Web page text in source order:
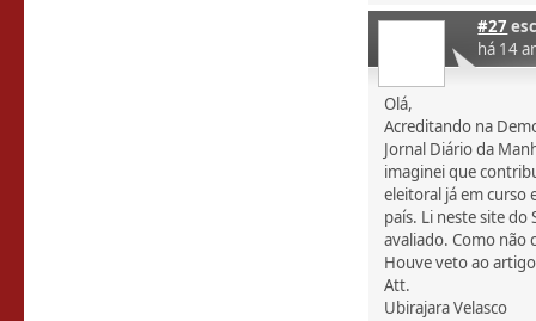
#27
há 14
Olá,
Acreditando na
Jornal Diário da
imaginei que
eleitoral já em curso
país. Li neste site
avaliado. Como não
Houve veto ao
Att.
Ubirajara Velasco